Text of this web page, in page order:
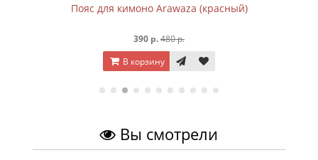
Пояс для кимоно Arawaza (красный)
390 р.480 р.
В корзину
Вы смотрели